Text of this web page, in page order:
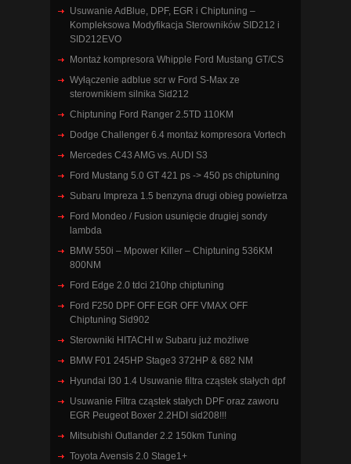
Usuwanie AdBlue, DPF, EGR i Chiptuning –
Kompleksowa Modyfikacja Sterowników SID212 i
SID212EVO
Montaż kompresora Whipple Ford Mustang GT/CS
Wyłączenie adblue scr w Ford S-Max ze
sterownikiem silnika Sid212
Chiptuning Ford Ranger 2.5TD 110KM
Dodge Challenger 6.4 montaż kompresora Vortech
Mercedes C43 AMG vs. AUDI S3
Ford Mustang 5.0 GT 421 ps -> 450 ps chiptuning
Subaru Impreza 1.5 benzyna drugi obieg powietrza
Ford Mondeo / Fusion usunięcie drugiej sondy
lambda
BMW 550i – Mpower Killer – Chiptuning 536KM
800NM
Ford Edge 2.0 tdci 210hp chiptuning
Ford F250 DPF OFF EGR OFF VMAX OFF
Chiptuning Sid902
Sterowniki HITACHI w Subaru już możliwe
BMW F01 245HP Stage3 372HP & 682 NM
Hyundai I30 1.4 Usuwanie filtra cząstek stałych dpf
Usuwanie Filtra cząstek stałych DPF oraz zaworu
EGR Peugeot Boxer 2.2HDI sid208!!!
Mitsubishi Outlander 2.2 150km Tuning
Toyota Avensis 2.0 Stage1+